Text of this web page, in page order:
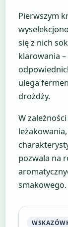
Pierwszym
się z nich
klarowania
ulega
drożdży.
W
pozwala na
smakowego.